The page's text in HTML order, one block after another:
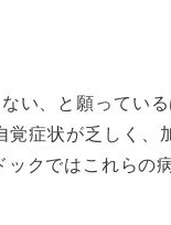
い、と願ってい
覚症状が乏しく
クではこれらの